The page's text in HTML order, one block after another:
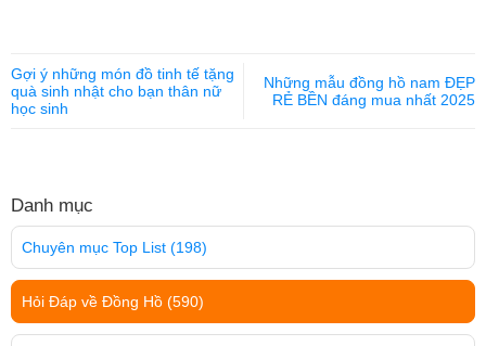
Gợi ý những món đồ tinh tế tặng
quà sinh nhật cho bạn thân nữ
học sinh
Những mẫu đồng hồ nam ĐẸP
RẺ BỀN đáng mua nhất 2025
Danh mục
Chuyên mục Top List (198)
Hỏi Đáp về Đồng Hồ (590)